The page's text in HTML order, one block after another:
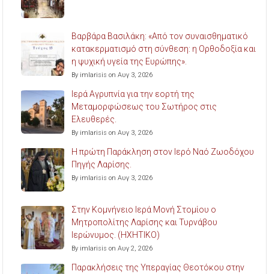
Βαρβάρα Βασιλάκη: «Από τον συναισθηματικό
κατακερματισμό στη σύνθεση: η Ορθοδοξία και
η ψυχική υγεία της Ευρώπης».
By imlarisis on Αυγ 3, 2026
Ιερά Αγρυπνία για την εορτή της
Μεταμορφώσεως του Σωτήρος στις
Ελευθερές.
By imlarisis on Αυγ 3, 2026
Η πρώτη Παράκληση στον Ιερό Ναό Ζωοδόχου
Πηγής Λαρίσης.
By imlarisis on Αυγ 3, 2026
Στην Κομνήνειο Ιερά Μονή Στομίου ο
Μητροπολίτης Λαρίσης και Τυρνάβου
Ιερώνυμος. (ΗΧΗΤΙΚΟ)
By imlarisis on Αυγ 2, 2026
Παρακλήσεις της Υπεραγίας Θεοτόκου στην